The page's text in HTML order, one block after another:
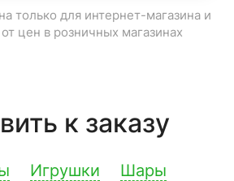
только для интернет-магазина и
цен в розничных магазинах
к заказу
Игрушки Шары